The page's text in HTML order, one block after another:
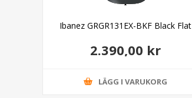
Ibanez GRGR131EX-BKF Black Flat
2.390,00 kr
LÄGG I VARUKORG